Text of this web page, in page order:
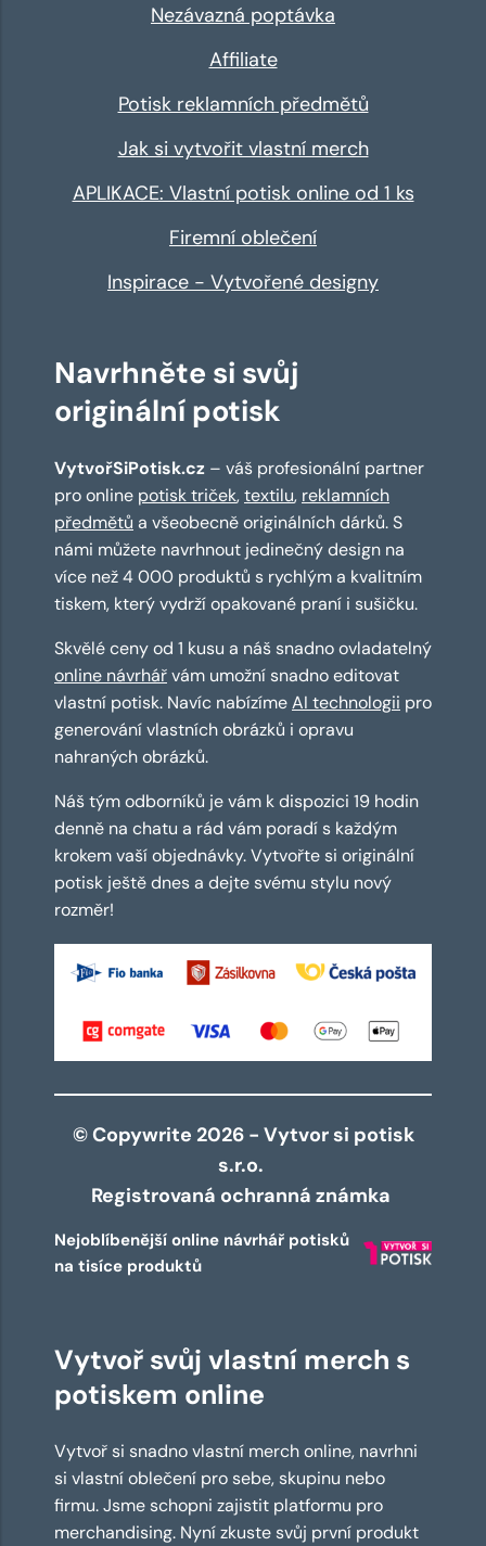
Nezávazná poptávka
Affiliate
Potisk reklamních předmětů
Jak si vytvořit vlastní merch
APLIKACE: Vlastní potisk online od 1 ks
Firemní oblečení
Inspirace - Vytvořené designy
Navrhněte si svůj
originální potisk
VytvořSiPotisk.cz – váš profesionální partner
pro online potisk triček,textilu, reklamních
předmětů a všeobecně originálních dárků. S
námi můžete navrhnout jedinečný design na
více než 4 000 produktů s rychlým a kvalitním
tiskem, který vydrží opakované praní i sušičku.
Skvělé ceny od 1 kusu a náš snadno ovladatelný
online návrhářvám umožní snadno editovat
vlastní potisk. Navíc nabízímeAI technologii pro
generování vlastních obrázků i opravu
nahraných obrázků.
Náš tým odborníků je vám k dispozici 19 hodin
denně na chatu a rád vám poradí s každým
krokem vaší objednávky. Vytvořte si originální
potisk ještě dnes a dejte svému stylu nový
rozměr!
© Copywrite 2026 - Vytvor si potisk
s.r.o.
Registrovaná ochranná známka
Nejoblíbenější online návrhář potisků
na tisíce produktů
Vytvoř svůj vlastní merch s
potiskem online
Vytvoř si snadno vlastní merch online, navrhni
si vlastní oblečení pro sebe, skupinu nebo
firmu. Jsme schopni zajistit platformu pro
merchandising. Nyní zkuste svůj první produkt